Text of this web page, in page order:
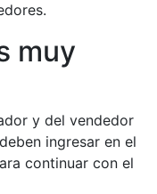
muy
y del vendedor
ingresar en el
continuar con el